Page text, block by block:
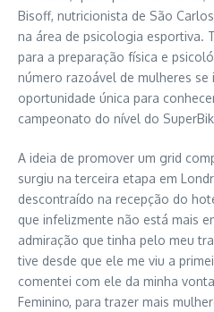
Bisoff, nutricionista de São
na área de psicologia esportiva.
para a preparação física e
número razoável de mulheres se
oportunidade única para
campeonato do nível do
A ideia de promover um grid
surgiu na terceira etapa em
descontraído na recepção do
que infelizmente não está mais
admiração que tinha pelo meu
tive desde que ele me viu a
comentei com ele da minha
Feminino, para trazer mais